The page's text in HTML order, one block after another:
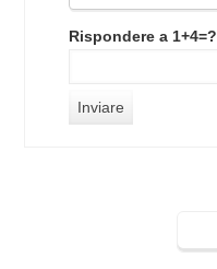
Rispondere a 1+4=?